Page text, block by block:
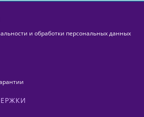
и обработки персональных данных